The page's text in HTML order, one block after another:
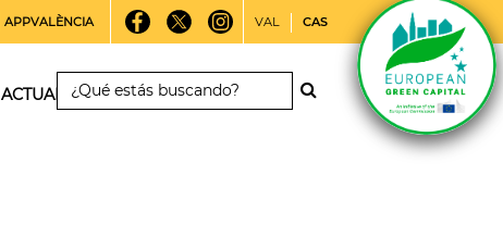
APPVALÈNCIA VAL CAS
ACTUALIDAD